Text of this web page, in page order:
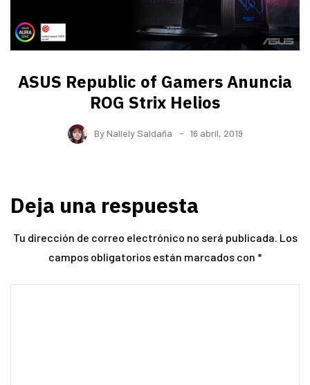
ASUS Republic of Gamers Anuncia
ROG Strix Helios
ByNallely Saldaña 16 abril, 2019
Deja una respuesta
Tu dirección de correo electrónico no será publicada. Los
campos obligatorios están marcados con *